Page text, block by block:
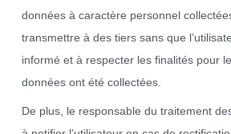
données à caractère personnel
transmettre à des tiers sans que
informé et à respecter les finalités pour
données ont été collectées.
De plus, le responsable du traitement